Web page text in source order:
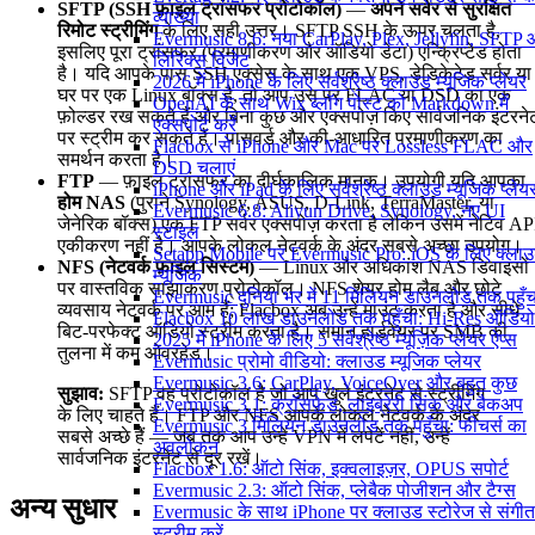
व्याख्या
Evermusic 8.6: नया CarPlay, Plex, Jellyfin, SFTP
लिरिक्स विजेट
2026 में iPhone के लिए सर्वश्रेष्ठ क्लाउड म्यूजिक प्लेयर
OpenAI के साथ Wix ब्लॉग पोस्ट को Markdown में
एक्सपोर्ट करें
Flacbox से iPhone और Mac पर Lossless FLAC और
DSD चलाएं
iPhone और iPad के लिए सर्वश्रेष्ठ क्लाउड म्यूजिक
Evermusic 6.8: Aliyun Drive, Synology, नए UI
स्टाइल
Setapp Mobile पर Evermusic Pro: iOS के लिए
म्यूजिक
Evermusic दुनिया भर में 11 मिलियन डाउनलोड तक
Flacbox 10 लाख डाउनलोड तक पहुँचा: Hi-Res ऑडियो
2025 में iPhone के लिए 5 सर्वश्रेष्ठ म्यूज़िक प्लेयर ऐप्स
Evermusic प्रोमो वीडियो: क्लाउड म्यूजिक प्लेयर
Evermusic 3.6: CarPlay, VoiceOver और बहुत कुछ
Evermusic 3.1: क्रॉसफ़ेड, लाइब्रेरी सिंक और बैकअप
Evermusic 3 मिलियन डाउनलोड तक पहुँचा: फीचर्स का
अवलोकन
Flacbox 1.6: ऑटो सिंक, इक्वलाइज़र, OPUS सपोर्ट
Evermusic 2.3: ऑटो सिंक, प्लेबैक पोजीशन और टैग्स
Evermusic के साथ iPhone पर क्लाउड स्टोरेज से संगीत
SFTP (SSH फ़ाइल ट्रांसफर प्रोटोकॉल)—अपने सर्वर से सुरक्षित
रिमोट स्ट्रीमिंगके लिए सही उत्तर। SFTP SSH के ऊपर चलता है,
इसलिए पूरा ट्रांसफर (प्रमाणीकरण और ऑडियो डेटा) एन्क्रिप्टेड होता
है। यदि आपके पास SSH एक्सेस के साथ एक VPS, डेडिकेटेड सर्वर या
घर पर एक Linux बॉक्स है, तो आप उस पर FLAC या DSD का एक
फ़ोल्डर रख सकते हैं और बिना कुछ और एक्सपोज़ किए सार्वजनिक
पर स्ट्रीम कर सकते हैं। पासवर्ड और की-आधारित प्रमाणीकरण का
समर्थन करता है।
FTP — फ़ाइल ट्रांसफर का दीर्घकालिक मानक। उपयोगी यदि आपका
होम NAS (पुराने Synology, ASUS, D-Link, TerraMaster, या
जेनेरिक बॉक्स) एक FTP सर्वर एक्सपोज़ करता है लेकिन उसमें नेटिव
एकीकरण नहीं है। आपके लोकल नेटवर्क के अंदर सबसे अच्छा उपयोग।
NFS (नेटवर्क फ़ाइल सिस्टम)— Linux और अधिकांश NAS डिवाइसों
पर वास्तविक साझाकरण प्रोटोकॉल। NFS शेयर होम लैब और छोटे
व्यवसाय नेटवर्क पर आम हैं; Flacbox अब उन्हें माउंट करता है और सीधे
बिट-परफेक्ट ऑडियो स्ट्रीम करता है। समान हार्डवेयर पर SMB की
तुलना में कम ओवरहेड।
सुझाव: SFTP वह प्रोटोकॉल है जो आप खुले इंटरनेट से स्ट्रीमिंग
के लिए चाहते हैं। FTP और NFS आपके लोकल नेटवर्क के अंदर
सबसे अच्छे हैं — जब तक आप उन्हें VPN में लपेटें नहीं, उन्हें
सार्वजनिक इंटरनेट से दूर रखें।
अन्य सुधार